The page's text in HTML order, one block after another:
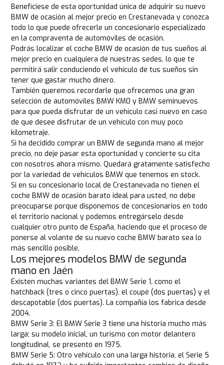
Benefíciese de esta oportunidad única de adquirir su nuevo
BMW de ocasión al mejor precio en Crestanevada y conozca
todo lo que puede ofrecerle un concesionario especializado
en la compraventa de automóviles de ocasión.
Podrás localizar el coche BMW de ocasión de tus sueños al
mejor precio en cualquiera de nuestras sedes, lo que te
permitirá salir conduciendo el vehículo de tus sueños sin
tener que gastar mucho dinero.
También queremos recordarle que ofrecemos una gran
selección de automóviles BMW KM0 y BMW seminuevos
para que pueda disfrutar de un vehículo casi nuevo en caso
de que desee disfrutar de un vehículo con muy poco
kilometraje.
Si ha decidido comprar un BMW de segunda mano al mejor
precio, no deje pasar esta oportunidad y concierte su cita
con nosotros ahora mismo. Quedará gratamente satisfecho
por la variedad de vehículos BMW que tenemos en stock.
Si en su concesionario local de Crestanevada no tienen el
coche BMW de ocasión barato ideal para usted, no debe
preocuparse porque disponemos de concesionarios en todo
el territorio nacional y podemos entregárselo desde
cualquier otro punto de España, haciendo que el proceso de
ponerse al volante de su nuevo coche BMW barato sea lo
más sencillo posible.
Los mejores modelos BMW de segunda
mano en Jaén
Existen muchas variantes del BMW Serie 1, como el
hatchback (tres o cinco puertas), el coupé (dos puertas) y el
descapotable (dos puertas). La compañía los fabrica desde
2004.
BMW Serie 3: El BMW Serie 3 tiene una historia mucho más
larga; su modelo inicial, un turismo con motor delantero
longitudinal, se presentó en 1975.
BMW Serie 5: Otro vehículo con una larga historia, el Serie 5